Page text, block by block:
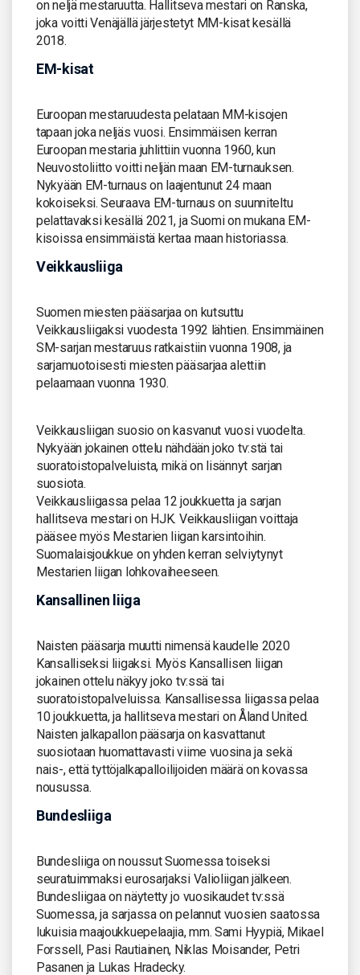
on neljä mestaruutta. Hallitseva mestari on Ranska,
joka voitti Venäjällä järjestetyt MM-kisat kesällä
2018.
EM-kisat
Euroopan mestaruudesta pelataan MM-kisojen
tapaan joka neljäs vuosi. Ensimmäisen kerran
Euroopan mestaria juhlittiin vuonna 1960, kun
Neuvostoliitto voitti neljän maan EM-turnauksen.
Nykyään EM-turnaus on laajentunut 24 maan
kokoiseksi. Seuraava EM-turnaus on suunniteltu
pelattavaksi kesällä 2021, ja Suomi on mukana EM-
kisoissa ensimmäistä kertaa maan historiassa.
Veikkausliiga
Suomen miesten pääsarjaa on kutsuttu
Veikkausliigaksi vuodesta 1992 lähtien. Ensimmäinen
SM-sarjan mestaruus ratkaistiin vuonna 1908, ja
sarjamuotoisesti miesten pääsarjaa alettiin
pelaamaan vuonna 1930.
Veikkausliigan suosio on kasvanut vuosi vuodelta.
Nykyään jokainen ottelu nähdään joko tv:stä tai
suoratoistopalveluista, mikä on lisännyt sarjan
suosiota.
Veikkausliigassa pelaa 12 joukkuetta ja sarjan
hallitseva mestari on HJK. Veikkausliigan voittaja
pääsee myös Mestarien liigan karsintoihin.
Suomalaisjoukkue on yhden kerran selviytynyt
Mestarien liigan lohkovaiheeseen.
Kansallinen liiga
Naisten pääsarja muutti nimensä kaudelle 2020
Kansalliseksi liigaksi. Myös Kansallisen liigan
jokainen ottelu näkyy joko tv:ssä tai
suoratoistopalveluissa. Kansallisessa liigassa pelaa
10 joukkuetta, ja hallitseva mestari on Åland United.
Naisten jalkapallon pääsarja on kasvattanut
suosiotaan huomattavasti viime vuosina ja sekä
nais-, että tyttöjalkapalloilijoiden määrä on kovassa
nousussa.
Bundesliiga
Bundesliiga on noussut Suomessa toiseksi
seuratuimmaksi eurosarjaksi Valioliigan jälkeen.
Bundesliigaa on näytetty jo vuosikaudet tv:ssä
Suomessa, ja sarjassa on pelannut vuosien saatossa
lukuisia maajoukkuepelaajia, mm. Sami Hyypiä, Mikael
Forssell, Pasi Rautiainen, Niklas Moisander, Petri
Pasanen ja Lukas Hradecky.